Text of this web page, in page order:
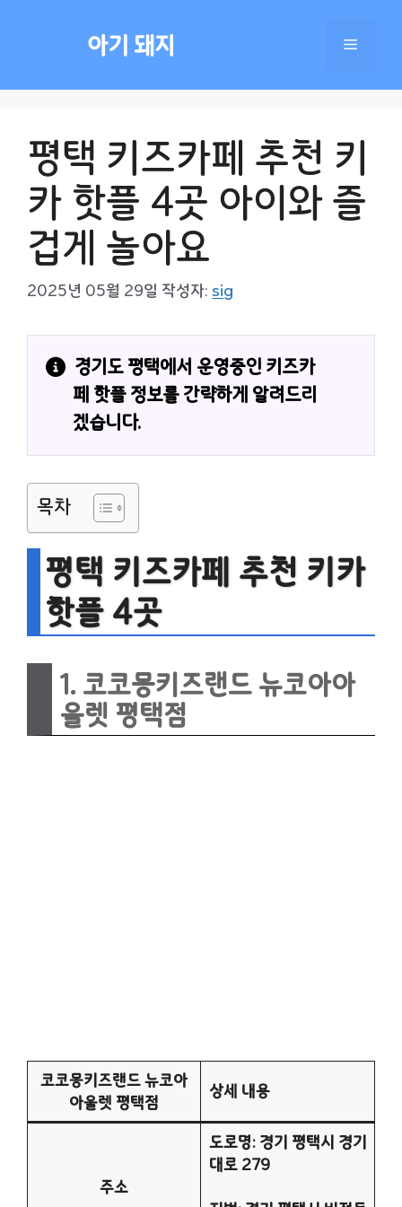
아기 돼지 메
평택 키즈카페 추천 키
카 핫플 4곳 아이와 즐
겁게 놀아요
2025년 05월 29일 작성자: sig
경기도 평택에서 운영중인 키즈카
페 핫플 정보를 간략하게 알려드리
겠습니다.
목차
평택 키즈카페 추천 키카
핫플 4곳
1. 코코몽키즈랜드 뉴코아아
울렛 평택점
코코몽키즈랜드 뉴코아
아울렛 평택점
상세 내용
주소
도로명: 경기 평택시 경기
대로 279